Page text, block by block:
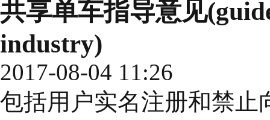
共享单车指导意见
industry)
2017-08-04 11:26
包括用户实名注册和禁止